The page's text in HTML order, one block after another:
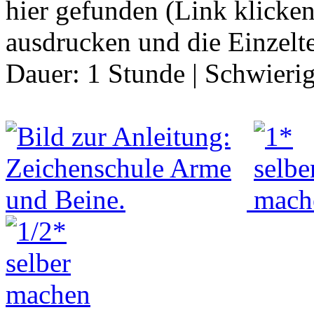
hier gefunden (Link
ausdrucken und die
Dauer: 1 Stunde |